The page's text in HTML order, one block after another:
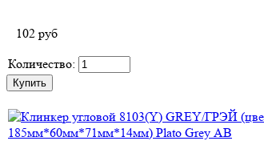
102 руб
Количество: